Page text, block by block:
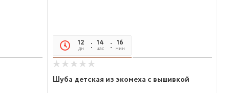
12
дн
14
час
16
мин
Шуба детская из экомеха с вышивкой